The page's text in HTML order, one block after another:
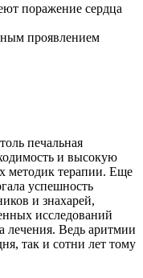
поражение сердца
проявлением
печальная
и высокую
методик терапии. Еще
успешность
и знахарей,
исследований
лечения. Ведь аритмии
так и сотни лет тому